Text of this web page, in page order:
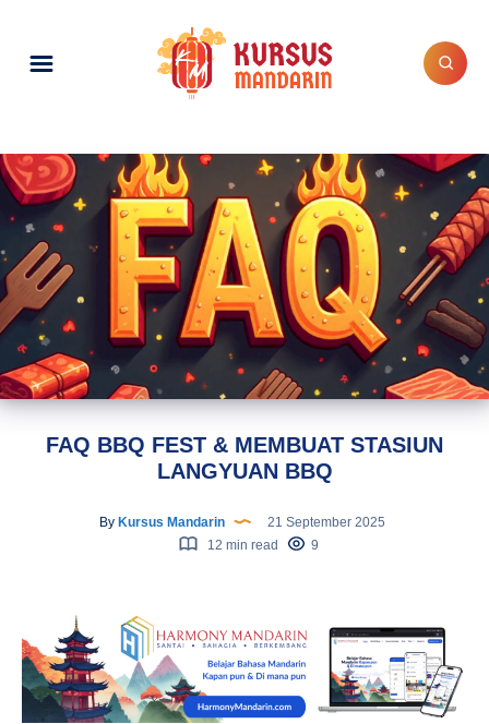
FAQ BBQ FEST & MEMBUAT STASIUN
LANGYUAN BBQ
ByKursus Mandarin
21 September 2025
12 min read
9